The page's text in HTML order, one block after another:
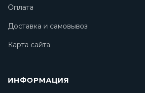
Оплата
Доставка и самовывоз
Карта сайта
ИНФОРМАЦИЯ